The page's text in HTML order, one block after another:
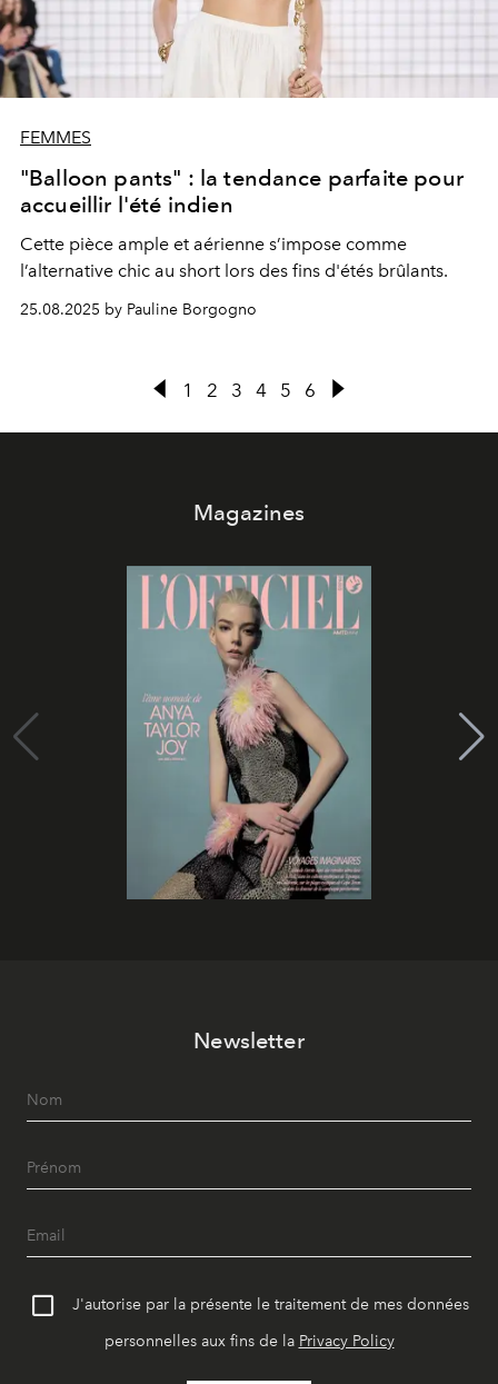
FEMMES
"Balloon pants" : la tendance parfaite pour
accueillir l'été indien
Cette pièce ample et aérienne s’impose comme
l’alternative chic au short lors des fins d'étés brûlants.
25.08.2025 by Pauline Borgogno
1 2 3 4 5 6
Magazines
Newsletter
J'autorise par la présente le traitement de mes données
personnelles aux fins de la Privacy Policy